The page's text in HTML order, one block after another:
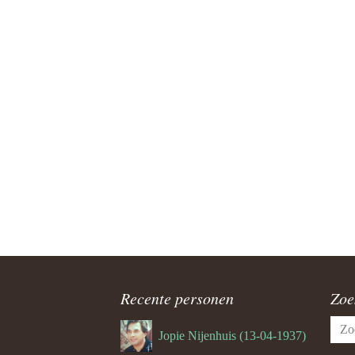
niet
Nimrod
Recente personen
Jopie Nijenhuis (13-04-1937)
naar: